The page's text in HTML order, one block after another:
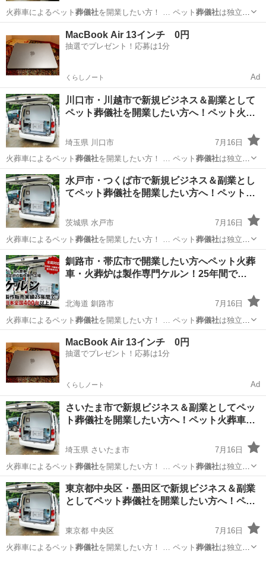
火葬車によるペット 葬儀社 を開業したい方！ … ペット 葬儀社は独立・
起業をする… す。 ペット葬儀社開業サポートとして… ジネスとして
ペット葬儀社を開業し、ペット火… ト火葬車を使用した
したい方はお…
MacBook Air 13インチ 0円
抽選でプレゼント！応募は1分
くらしノート Ad
川口市・川越市で新規ビジネス＆副業として
ペット葬儀社を開業したい方へ！ペット火…
埼玉県 川口市
7月16日
火葬車によるペット 葬儀社 を開業したい方！ … ペット 葬儀社は独立・
起業をする… す。 ペット葬儀社開業サポートとして… ジネスとして
ペット葬儀社を開業し、ペット火… ト火葬車を使用した葬儀社開業を
したい方はお…
埼玉 川口市 ペット
水戸市・つくば市で新規ビジネス＆副業とし
てペット葬儀社を開業したい方へ！ペット…
茨城県 水戸市
7月16日
火葬車によるペット 葬儀社 を開業したい方！ … ペット 葬儀社は独立・
起業をする… す。 ペット葬儀社開業サポートとして… ジネスとして
ペット葬儀社を開業し、ペット火… ト火葬車を使用した葬儀社開業を
したい方はお…
茨城 水戸市 ペット 葬儀社
釧路市・帯広市で開業したい方へペット火葬
車・火葬炉は製作専門ケルン！25年間で…
北海道 釧路市
7月16日
火葬車によるペット 葬儀社 を開業したい方！ … ペット 葬儀社は独立・
起業をする… す。 ペット葬儀社開業サポートとして… ト火葬車を使
用した葬儀社開業をしたい方はお…
MacBook Air 13インチ 0円
抽選でプレゼント！応募は1分
くらしノート Ad
さいたま市で新規ビジネス＆副業としてペッ
ト葬儀社を開業したい方へ！ペット火葬車…
埼玉県 さいたま市
7月16日
火葬車によるペット 葬儀社 を開業したい方！ … ペット 葬儀社は独立・
起業をする… す。 ペット葬儀社開業サポートとして… ジネスとして
ペット葬儀社を開業し、ペット火… ト火葬車を使用した葬儀社開業を
したい方はお…
埼玉 さいたま市 ペット
東京都中央区・墨田区で新規ビジネス＆副業
としてペット葬儀社を開業したい方へ！ペ…
東京都 中央区
7月16日
火葬車によるペット 葬儀社 を開業したい方！ … ペット 葬儀社は独立・